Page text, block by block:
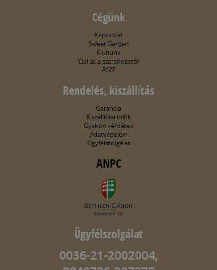
Cégünk
Kapcsolat
Sweet Garden
Klubunk
Elállás a szerződéstől
ÁSZF
Rendelés, kiszállítás
Garancia
Kiszállítási infók
Gyakori kérdések
Adatvédelem
Ügyfélszolgálat
ANPC
Ügyfélszolgálat
0036-21-2002004,